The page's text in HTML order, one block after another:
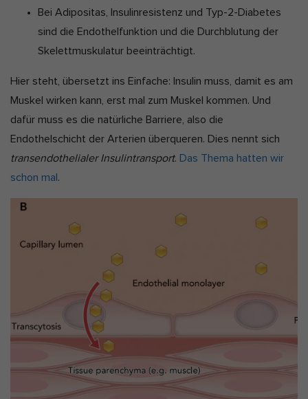
Bei Adipositas, Insulinresistenz und Typ-2-Diabetes
sind die Endothelfunktion und die Durchblutung der
Skelettmuskulatur beeinträchtigt.
Hier steht, übersetzt ins Einfache: Insulin muss, damit es am
Muskel wirken kann, erst mal zum Muskel kommen. Und
dafür muss es die natürliche Barriere, also die
Endothelschicht der Arterien überqueren. Dies nennt sich
transendothelialer Insulintransport. Das Thema hatten wir
schon mal .